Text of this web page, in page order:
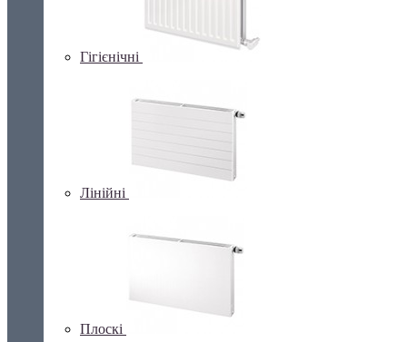
Гігієнічні
Лінійні
Плоскі